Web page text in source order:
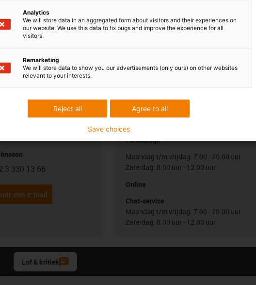
/ 972.32.SL
vragen
phone
3 330 13 66
een e-mail
Overleg en levering
Persoonlijk
Maandag t/m vrijdag: 7.00 - 20.00 uur
Zaterdag: 8.00 uur - 12.00 uur
Online
Chat-service
Maandag t/m vrijdag: 7.00 - 20.00 uur
Zaterdag: 8.00 uur - 12.00 uur
Lof & kritiek
Analytics
We will store data in an aggregated form about visitors and their experiences on
our website. We use this data to fix bugs and improve the experience for all
visitors.
Remarketing
We will store data to show you our advertisements (only ours) on other websites
relevant to your interests.
Agree to all
Reject all
Save choices